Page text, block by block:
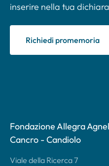
inserire nella tua
Richiedi promemoria
Fondazione Allegra
Cancro - Candiolo
Viale della Ricerca 7